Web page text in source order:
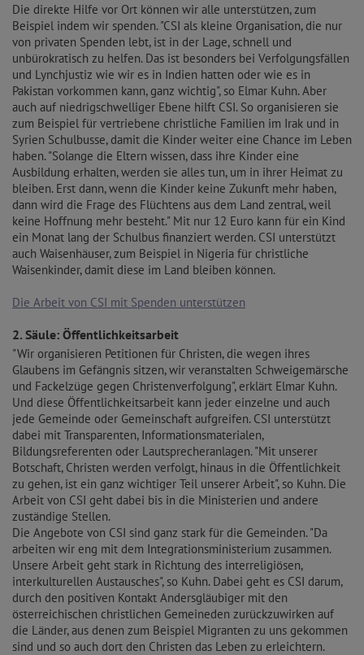
Die direkte Hilfe vor Ort können wir alle unterstützen, zum
Beispiel indem wir spenden. "CSI als kleine Organisation, die nur
von privaten Spenden lebt, ist in der Lage, schnell und
unbürokratisch zu helfen. Das ist besonders bei Verfolgungsfällen
und Lynchjustiz wie wir es in Indien hatten oder wie es in
Pakistan vorkommen kann, ganz wichtig", so Elmar Kuhn. Aber
auch auf niedrigschwelliger Ebene hilft CSI. So organisieren sie
zum Beispiel für vertriebene christliche Familien im Irak und in
Syrien Schulbusse, damit die Kinder weiter eine Chance im Leben
haben. "Solange die Eltern wissen, dass ihre Kinder eine
Ausbildung erhalten, werden sie alles tun, um in ihrer Heimat zu
bleiben. Erst dann, wenn die Kinder keine Zukunft mehr haben,
dann wird die Frage des Flüchtens aus dem Land zentral, weil
keine Hoffnung mehr besteht." Mit nur 12 Euro kann für ein Kind
ein Monat lang der Schulbus finanziert werden. CSI unterstützt
auch Waisenhäuser, zum Beispiel in Nigeria für christliche
Waisenkinder, damit diese im Land bleiben können.
Die Arbeit von CSI mit Spenden unterstützen
2. Säule: Öffentlichkeitsarbeit
"Wir organisieren Petitionen für Christen, die wegen ihres
Glaubens im Gefängnis sitzen, wir veranstalten Schweigemärsche
und Fackelzüge gegen Christenverfolgung", erklärt Elmar Kuhn.
Und diese Öffentlichkeitsarbeit kann jeder einzelne und auch
jede Gemeinde oder Gemeinschaft aufgreifen. CSI unterstützt
dabei mit Transparenten, Informationsmaterialen,
Bildungsreferenten oder Lautsprecheranlagen. "Mit unserer
Botschaft, Christen werden verfolgt, hinaus in die Öffentlichkeit
zu gehen, ist ein ganz wichtiger Teil unserer Arbeit", so Kuhn. Die
Arbeit von CSI geht dabei bis in die Ministerien und andere
zuständige Stellen.
Die Angebote von CSI sind ganz stark für die Gemeinden. "Da
arbeiten wir eng mit dem Integrationsministerium zusammen.
Unsere Arbeit geht stark in Richtung des interreligiösen,
interkulturellen Austausches", so Kuhn. Dabei geht es CSI darum,
durch den positiven Kontakt Andersgläubiger mit den
österreichischen christlichen Gemeineden zurückzuwirken auf
die Länder, aus denen zum Beispiel Migranten zu uns gekommen
sind und so auch dort den Christen das Leben zu erleichtern.